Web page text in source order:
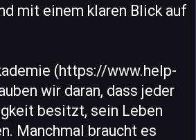
mit einem klaren Blick auf
(https://www.help-
wir daran, dass jeder
besitzt, sein Leben
Manchmal braucht es